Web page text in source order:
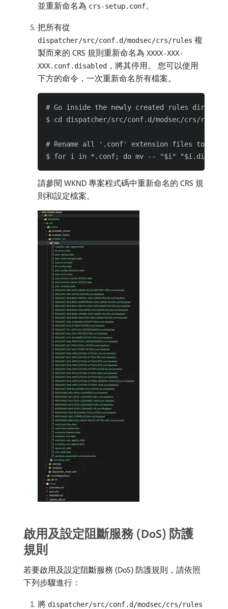
並重新命名為 crs-setup.conf。
把所有從
dispatcher/src/conf.d/modsec/crs/rules 複
製而來的 CRS 規則重新命名為 XXXX-XXX-
XXX.conf.disabled ，將其停用。 您可以使用
下方的命令，一次重新命名所有檔案。
# Go inside the newly created rules
$ cd dispatcher/src/conf.d/modsec/crs/rules
# Rename all '.conf' extension files to
請參閱 WKND 專案程式碼中重新命名的 CRS 規
則和設定檔案。
啟用及設定阻斷服務 (DoS) 防護
規則
若要啟用及設定阻斷服務 (DoS) 防護規則，請依照
下列步驟進行：
將 dispatcher/src/conf.d/modsec/crs/rules